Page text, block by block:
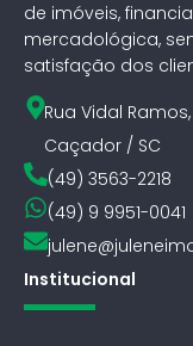
de imóveis,
mercadológica,
satisfação dos
Rua Vidal
Caçador / SC
(49) 3563-2218
(49) 9 9951-0041
Institucional